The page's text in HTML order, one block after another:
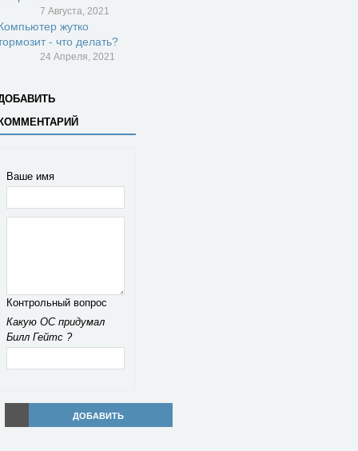
7 Августа, 2021
жутко
- что делать?
24 Апреля, 2021
Ваше имя
Контрольный вопрос
Какую ОС придумал
Билл Гейтс ?
ДОБАВИТЬ